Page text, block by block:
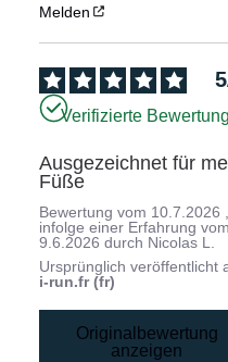
Melden
5
Verifizierte
Ausgezeichnet für
Füße
Bewertung vom 10.7.2026
infolge einer Erfahrung
9.6.2026 durch Nicolas L.
Ursprünglich veröffentlicht
i-run.fr (fr)
Originalbewertung
anzeigen